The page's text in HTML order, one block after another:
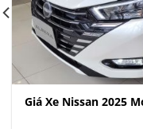
Giá Xe Nissan 2025